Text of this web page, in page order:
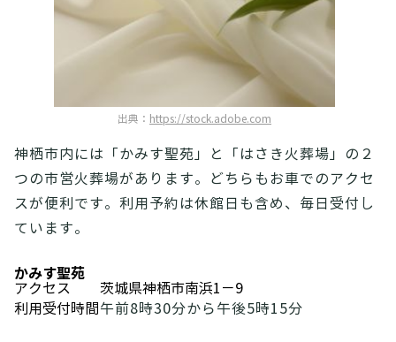
出典： https://stock.adobe.com
神栖市内には「かみす聖苑」と「はさき火葬場」の２
つの市営火葬場があります。どちらもお車でのアクセ
スが便利です。利用予約は休館日も含め、毎日受付し
ています。
かみす聖苑
アクセス
茨城県神栖市南浜1－9
利用受付時間 午前8時30分から午後5時15分